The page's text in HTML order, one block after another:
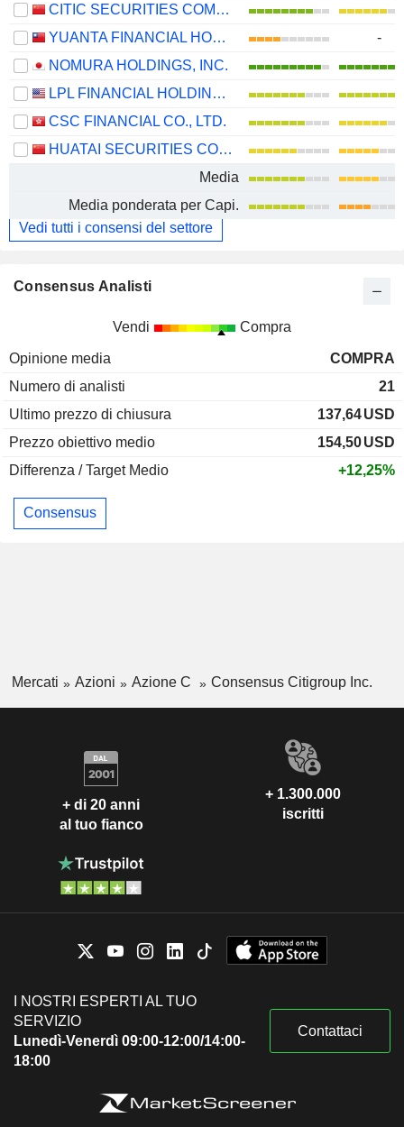
CITIC SECURITIES COMPANY LIMITED
YUANTA FINANCIAL HOLDING CO., LTD.
-
NOMURA HOLDINGS, INC.
LPL FINANCIAL HOLDINGS INC.
CSC FINANCIAL CO., LTD.
HUATAI SECURITIES CO., LTD.
Media
Media ponderata per Capi.
Vedi tutti i consensi del settore
Consensus Analisti
Vendi Compra
Opinione media
COMPRA
Numero di analisti
21
Ultimo prezzo di chiusura
137,64USD
Prezzo obiettivo medio
154,50USD
Differenza / Target Medio
+12,25%
Consensus
Mercati Azioni Azione C Consensus Citigroup Inc.
+ di 20 anni
al tuo fianco
+ 1.300.000
iscritti
I NOSTRI ESPERTI AL TUO
SERVIZIO
Lunedì-Venerdì 09:00-12:00/14:00-
18:00
Contattaci